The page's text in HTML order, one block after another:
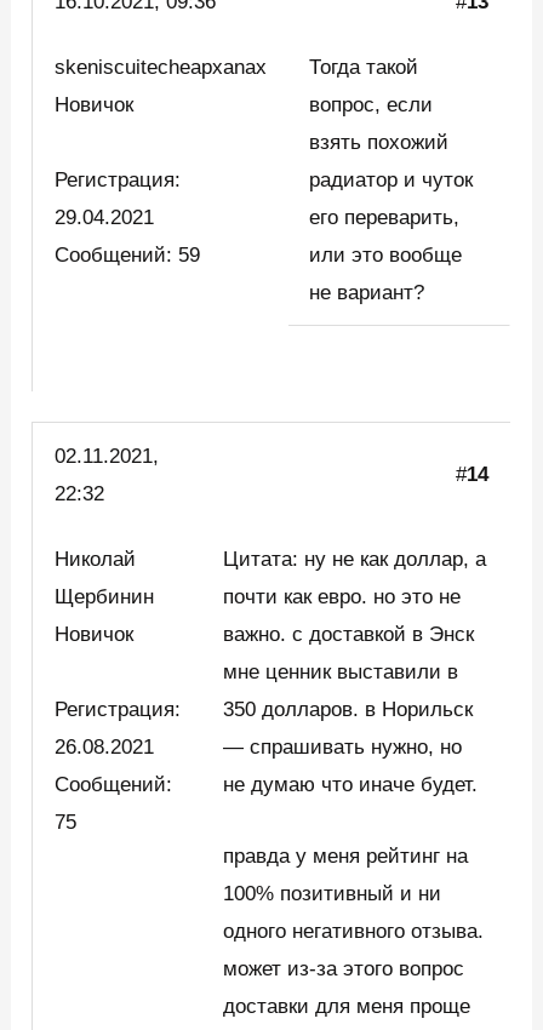
skeniscuitecheapxanax
Новичок
Регистрация:
29.04.2021
Сообщений: 59
Тогда такой
вопрос, если
взять похожий
радиатор и чуток
его переварить,
или это вообще
не вариант?
02.11.2021,
22:32
#14
Николай
Щербинин
Новичок
Регистрация:
26.08.2021
Сообщений:
75
Цитата: ну не как доллар, а
почти как евро. но это не
важно. с доставкой в Энск
мне ценник выставили в
350 долларов. в Норильск
— спрашивать нужно, но
не думаю что иначе будет.
правда у меня рейтинг на
100% позитивный и ни
одного негативного отзыва.
может из-за этого вопрос
доставки для меня проще